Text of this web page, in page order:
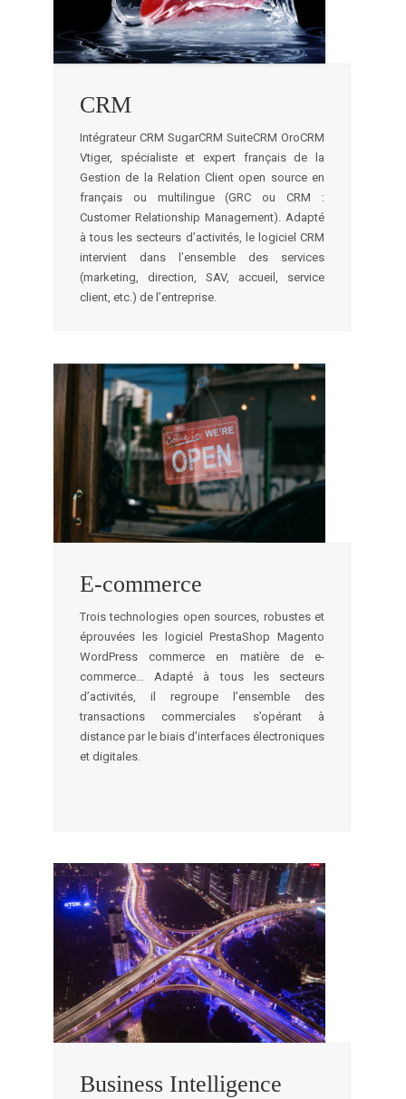
CRM
Intégrateur CRM SugarCRM SuiteCRM OroCRM
Vtiger, spécialiste et expert français de la
Gestion de la Relation Client open source en
français ou multilingue (GRC ou CRM :
Customer Relationship Management). Adapté
à tous les secteurs d’activités, le logiciel CRM
intervient dans l’ensemble des services
(marketing, direction, SAV, accueil, service
client, etc.) de l’entreprise.
E-commerce
Trois technologies open sources, robustes et
éprouvées les logiciel PrestaShop Magento
WordPress commerce en matière de e-
commerce… Adapté à tous les secteurs
d’activités, il regroupe l’ensemble des
transactions commerciales s’opérant à
distance par le biais d’interfaces électroniques
et digitales.
Business Intelligence